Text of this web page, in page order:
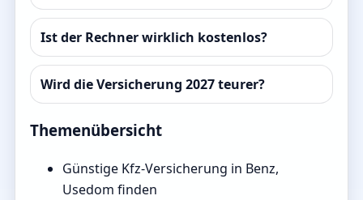
Ist der Rechner wirklich kostenlos?
Wird die Versicherung 2027 teurer?
Themenübersicht
Günstige Kfz-Versicherung in Benz,
Usedom finden